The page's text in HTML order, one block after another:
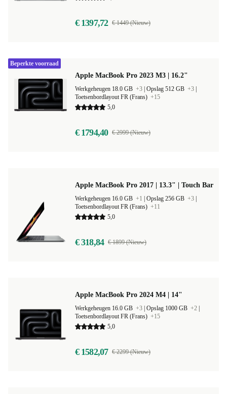
€ 1397,72 € 1449 (Nieuw)
Apple MacBook Pro 2023 M3 | 16.2"
Werkgeheugen 18.0 GB +3 Opslag 512 GB +3
Toetsenbordlayout FR (Frans) +15
5,0
€ 1794,40 € 2999 (Nieuw)
Beperkte voorraad
Apple MacBook Pro 2017 | 13.3" | Touch Bar
Werkgeheugen 16.0 GB +1 Opslag 256 GB +3
Toetsenbordlayout FR (Frans) +11
5,0
€ 318,84 € 1899 (Nieuw)
Apple MacBook Pro 2024 M4 | 14"
Werkgeheugen 16.0 GB +3 Opslag 1000 GB +2
Toetsenbordlayout FR (Frans) +15
5,0
€ 1582,07 € 2299 (Nieuw)